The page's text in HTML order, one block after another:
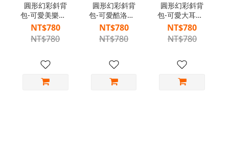
圓形幻彩斜背
包-可愛美樂蒂|
FunTime 三麗
鷗聯名款
NT$780
NT$780
圓形幻彩斜背
包-可愛酷洛米|
FunTime 三麗
鷗聯名款
NT$780
NT$780
圓形幻彩斜背
包-可愛大耳狗|
FunTime 三麗
鷗聯名款
NT$780
NT$780